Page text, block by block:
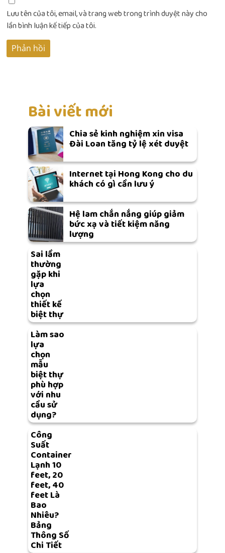
Lưu tên của tôi, email, và trang web trong trình duyệt này cho
lần bình luận kế tiếp của tôi.
Bài viết mới
Chia sẻ kinh nghiệm xin visa
Đài Loan tăng tỷ lệ xét duyệt
Internet tại Hong Kong cho du
khách có gì cần lưu ý
Hệ lam chắn nắng giúp giảm
bức xạ và tiết kiệm năng
lượng
Sai lầm
thường
gặp khi
lựa
chọn
thiết kế
biệt thự
Làm sao
lựa
chọn
mẫu
biệt thự
phù hợp
với nhu
cầu sử
dụng?
Công
Suất
Container
Lạnh 10
feet, 20
feet, 40
feet Là
Bao
Nhiêu?
Bảng
Thông Số
Chi Tiết